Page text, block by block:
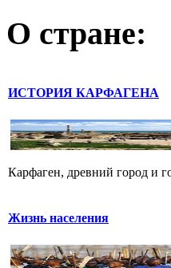
О стране:
ИСТОРИЯ КАРФАГЕНА
Карфаген, древний город и
Жизнь населения